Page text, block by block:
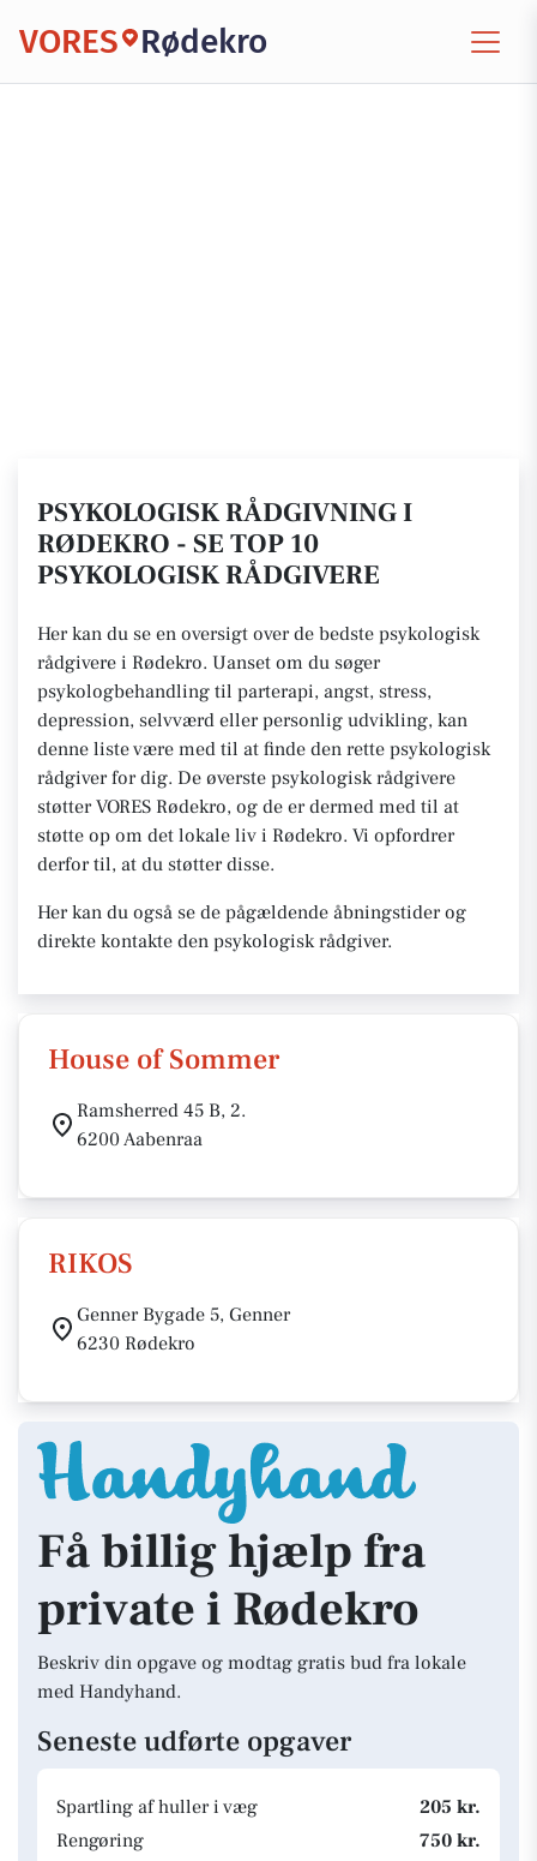
VORES Rødekro
PSYKOLOGISK RÅDGIVNING I
RØDEKRO - SE TOP 10
PSYKOLOGISK RÅDGIVERE
Her kan du se en oversigt over de bedste psykologisk
rådgivere i Rødekro. Uanset om du søger
psykologbehandling til parterapi, angst, stress,
depression, selvværd eller personlig udvikling, kan
denne liste være med til at finde den rette psykologisk
rådgiver for dig. De øverste psykologisk rådgivere
støtter VORES Rødekro, og de er dermed med til at
støtte op om det lokale liv i Rødekro. Vi opfordrer
derfor til, at du støtter disse.
Her kan du også se de pågældende åbningstider og
direkte kontakte den psykologisk rådgiver.
House of Sommer
Ramsherred 45 B, 2.
6200 Aabenraa
RIKOS
Genner Bygade 5, Genner
6230 Rødekro
Få billig hjælp fra
private i Rødekro
Beskriv din opgave og modtag gratis bud fra lokale
med Handyhand.
Seneste udførte opgaver
Spartling af huller i væg
205 kr.
Rengøring
750 kr.